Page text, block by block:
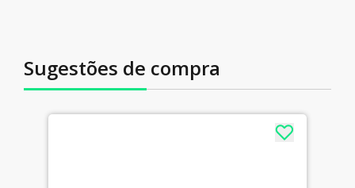
Sugestões de compra